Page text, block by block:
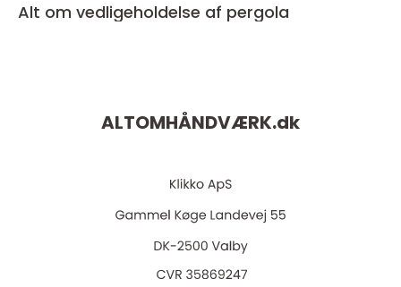
Alt om vedligeholdelse af pergola
ALTOMHÅNDVÆRK.dk